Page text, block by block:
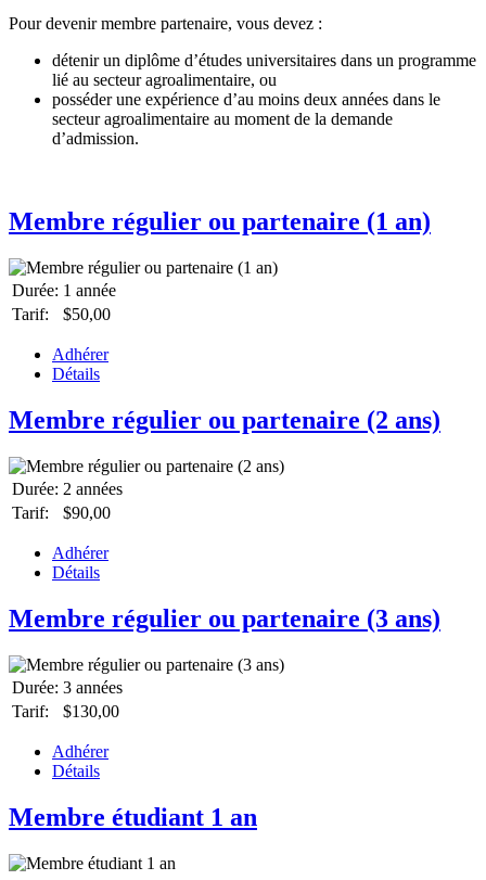
Pour devenir membre partenaire, vous devez :
détenir un diplôme d’études universitaires dans un programme
lié au secteur agroalimentaire, ou
posséder une expérience d’au moins deux années dans le
secteur agroalimentaire au moment de la demande
d’admission.
Membre régulier ou partenaire (1 an)
Durée: 1 année
Tarif:
$50,00
Adhérer
Détails
Membre régulier ou partenaire (2 ans)
Durée: 2 années
Tarif:
$90,00
Adhérer
Détails
Membre régulier ou partenaire (3 ans)
Durée: 3 années
Tarif:
$130,00
Adhérer
Détails
Membre étudiant 1 an